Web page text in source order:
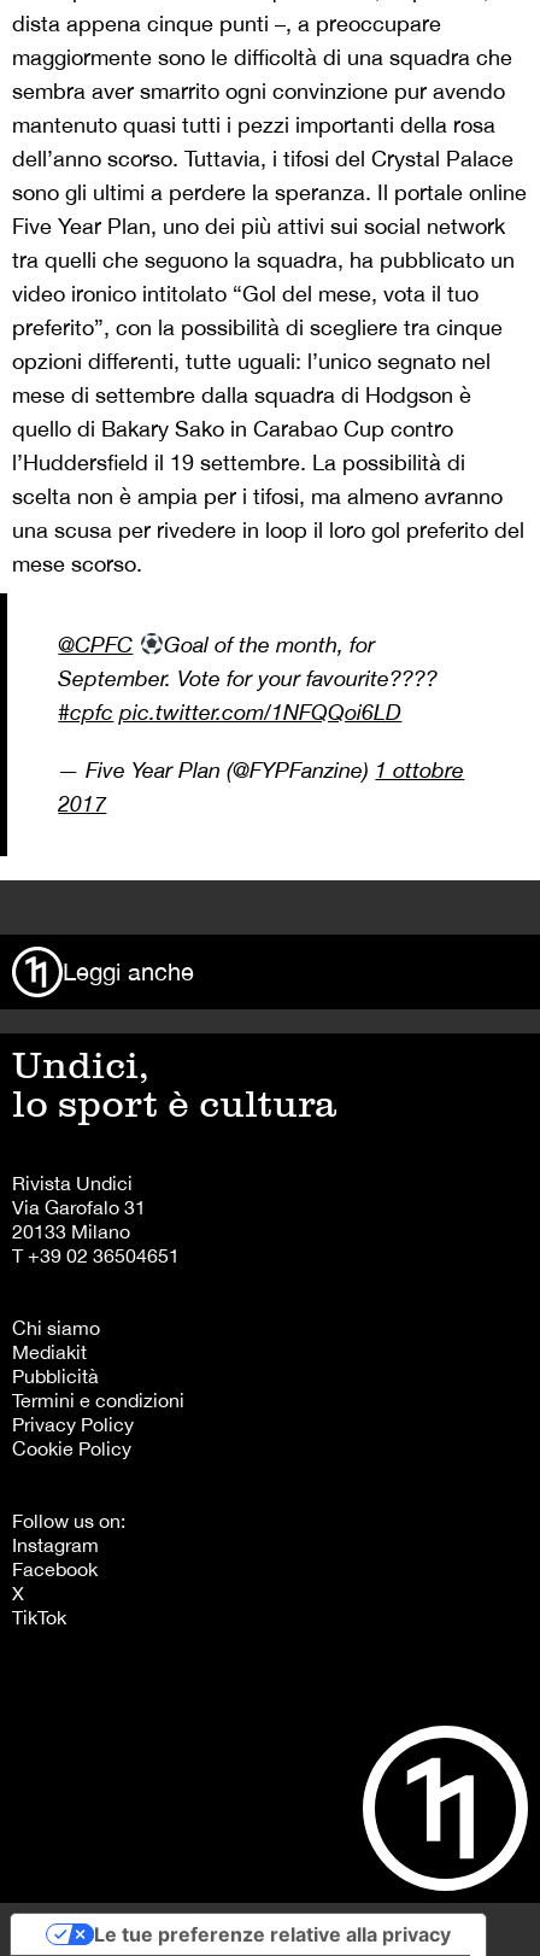
dista appena cinque punti –, a preoccupare
maggiormente sono le difficoltà di una squadra che
sembra aver smarrito ogni convinzione pur avendo
mantenuto quasi tutti i pezzi importanti della rosa
dell’anno scorso. Tuttavia, i tifosi del Crystal Palace
sono gli ultimi a perdere la speranza. Il portale online
Five Year Plan, uno dei più attivi sui social network
tra quelli che seguono la squadra, ha pubblicato un
video ironico intitolato “Gol del mese, vota il tuo
preferito”, con la possibilità di scegliere tra cinque
opzioni differenti, tutte uguali: l’unico segnato nel
mese di settembre dalla squadra di Hodgson è
quello di Bakary Sako in Carabao Cup contro
l’Huddersfield il 19 settembre. La possibilità di
scelta non è ampia per i tifosi, ma almeno avranno
una scusa per rivedere in loop il loro gol preferito del
mese scorso.
@CPFC
Goal of the month, for
September. Vote for your favourite????
#cpfc pic.twitter.com/1NFQQoi6LD
— Five Year Plan (@FYPFanzine) 1 ottobre
2017
Leggi anche
Undici,
lo sport è cultura
Rivista Undici
Via Garofalo 31
20133 Milano
T +39 02 36504651
Chi siamo
Mediakit
Pubblicità
Termini e condizioni
Privacy Policy
Cookie Policy
Follow us on:
Instagram
Facebook
X
TikTok
Le tue preferenze relative alla privacy